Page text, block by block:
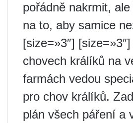
pořádně nakrmit,
na to, aby samice
[size=»3″]
chovech králíků na
farmách vedou
pro chov králíků.
plán všech páření a